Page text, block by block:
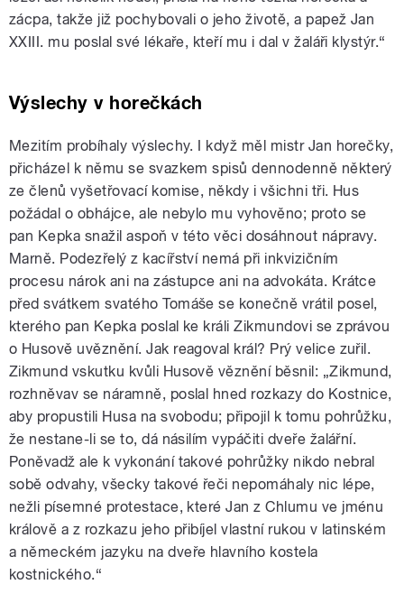
zácpa, takže již pochybovali o jeho životě, a papež Jan
XXIII. mu poslal své lékaře, kteří mu i dal v žaláři klystýr.“
Výslechy v horečkách
Mezitím probíhaly výslechy. I když měl mistr Jan horečky,
přicházel k němu se svazkem spisů dennodenně některý
ze členů vyšetřovací komise, někdy i všichni tři. Hus
požádal o obhájce, ale nebylo mu vyhověno; proto se
pan Kepka snažil aspoň v této věci dosáhnout nápravy.
Marně. Podezřelý z kacířství nemá při inkvizičním
procesu nárok ani na zástupce ani na advokáta. Krátce
před svátkem svatého Tomáše se konečně vrátil posel,
kterého pan Kepka poslal ke králi Zikmundovi se zprávou
o Husově uvěznění. Jak reagoval král? Prý velice zuřil.
Zikmund vskutku kvůli Husově věznění běsnil: „Zikmund,
rozhněvav se náramně, poslal hned rozkazy do Kostnice,
aby propustili Husa na svobodu; připojil k tomu pohrůžku,
že nestane-li se to, dá násilím vypáčiti dveře žalářní.
Poněvadž ale k vykonání takové pohrůžky nikdo nebral
sobě odvahy, všecky takové řeči nepomáhaly nic lépe,
nežli písemné protestace, které Jan z Chlumu ve jménu
králově a z rozkazu jeho přibíjel vlastní rukou v latinském
a německém jazyku na dveře hlavního kostela
kostnického.“